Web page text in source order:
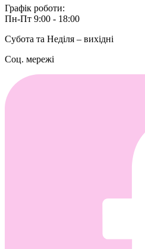
Графік роботи:
Пн-Пт 9:00 - 18:00
Субота та Неділя – вихідні
Соц. мережі